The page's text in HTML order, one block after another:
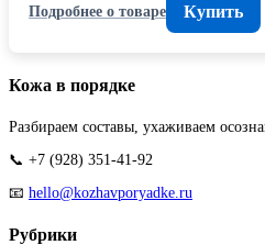
Подробнее о товаре
Купить
Кожа в порядке
Разбираем составы, ухаживаем
📞 +7 (928) 351-41-92
📧 hello@kozhavporyadke.ru
Рубрики